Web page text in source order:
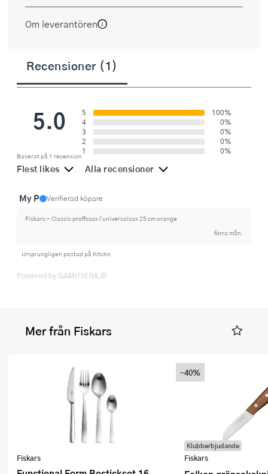
Om leverantören
Recensioner (1)
5.0
Baserat på 1 recension
5
100%
4
0%
3
0%
2
0%
1
0%
Flest likes Alla recensioner
My P Verifierad köpare
Fiskars - Classic proffssax / universalsax 25 cm orange
förra mån.
Ursprungligen postad på Kitchn
Powered by GAMIFIERA.®
Mer från Fiskars
Fiskars
Klubberbjudande
Fiskars
-40%